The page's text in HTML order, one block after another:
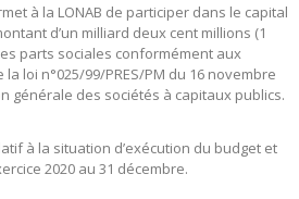
à la LONAB de participer dans le capital
d’un milliard deux cent millions (1
parts sociales conformément aux
loi n°025/99/PRES/PM du 16 novembre
générale des sociétés à capitaux publics.
à la situation d’exécution du budget et
2020 au 31 décembre.